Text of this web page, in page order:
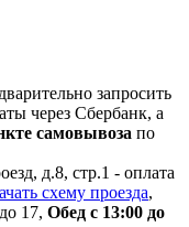
запросить
через Сбербанк, а
самовывоза по
д.8, стр.1 - оплата
схему проезда,
17, Обед с 13:00 до